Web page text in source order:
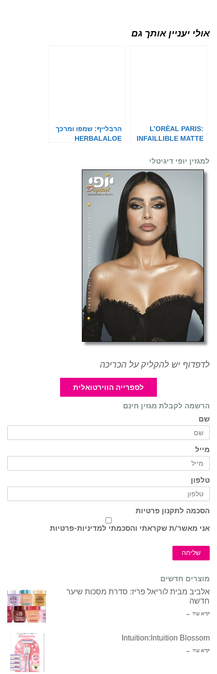
אולי יעניין אותך גם
L’ORÈAL PARIS:
INFAILLIBLE MATTE
הרבלייף: שמפו ומרכך
HERBALALOE
למגזין יופי דיגיטלי
לדפדוף יש להקליק על הכריכה
לספרייה הווירטואלית
הרשמה לקבלת מגזין חינם
שם
מייל
טלפון
הסכמה לתקנון פרטיות
אני מאשר/ת שקראתי והסכמתי למדיניות-פרטיות
שליחה
מוצרים חדשים
אלביב מבית לוריאל פריז: סדרת מסכות שיער
חדשה
קרא עוד ←
Intuition:Intuition Blossom
קרא עוד ←